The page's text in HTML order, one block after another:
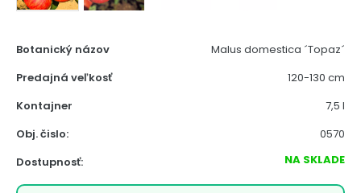
Botanický názov
Malus domestica ´Topaz´
Predajná veľkosť
120-130 cm
Kontajner
7,5 l
Obj. čislo:
0570
Dostupnosť:
NA SKLADE